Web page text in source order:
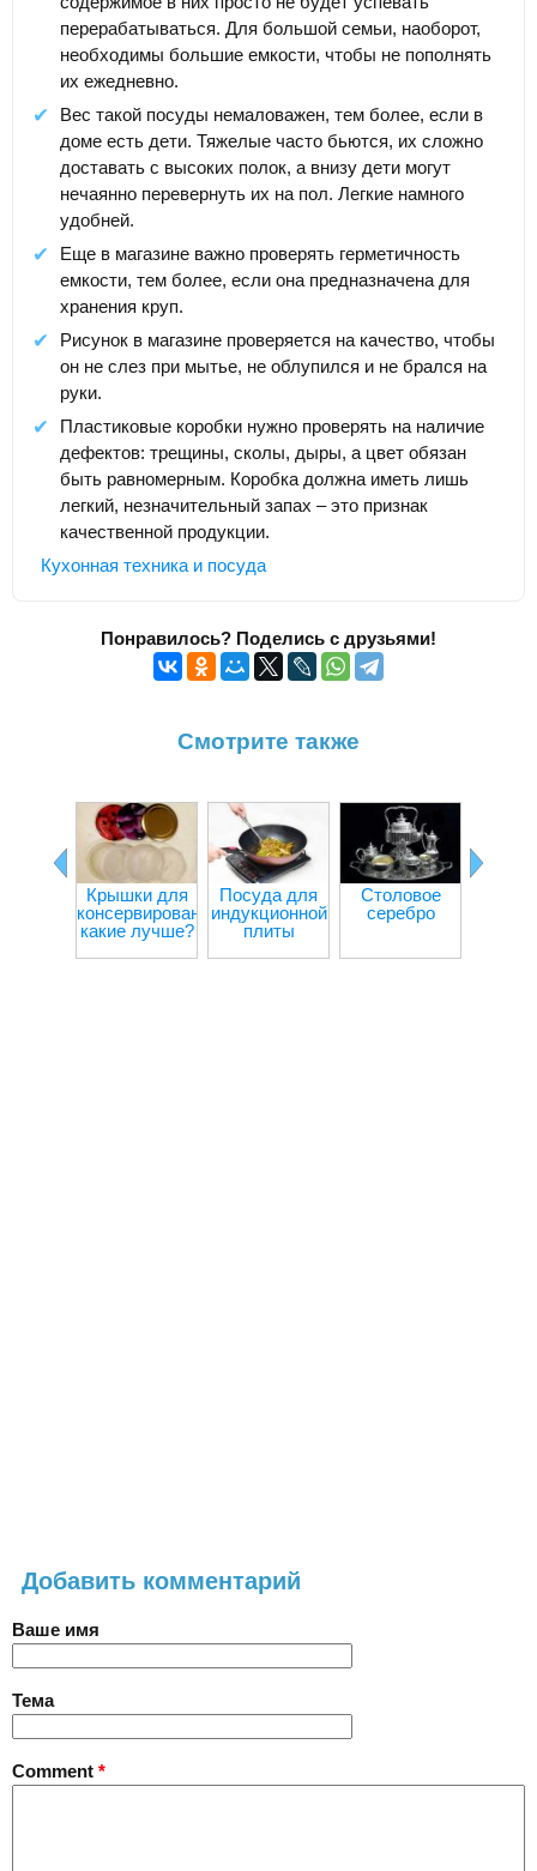
перерабатываться. Для большой семьи, наоборот,
необходимы большие емкости, чтобы не пополнять
их ежедневно.
Вес такой посуды немаловажен, тем более, если в
доме есть дети. Тяжелые часто бьются, их сложно
доставать с высоких полок, а внизу дети могут
нечаянно перевернуть их на пол. Легкие намного
удобней.
Еще в магазине важно проверять герметичность
емкости, тем более, если она предназначена для
хранения круп.
Рисунок в магазине проверяется на качество, чтобы
он не слез при мытье, не облупился и не брался на
руки.
Пластиковые коробки нужно проверять на наличие
дефектов: трещины, сколы, дыры, а цвет обязан
быть равномерным. Коробка должна иметь лишь
легкий, незначительный запах – это признак
качественной продукции.
Кухонная техника и посуда
Понравилось? Поделись с друзьями!
Смотрите также
Крышки для
консервирования:
какие лучше?
Посуда для
индукционной
плиты
Столовое
серебро
Добавить комментарий
Ваше имя
Тема
Comment *